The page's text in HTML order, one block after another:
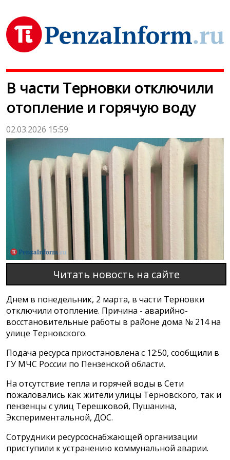
В части Терновки отключили
отопление и горячую воду
02.03.2026 15:59
Читать новость на сайте
Днем в понедельник, 2 марта, в части Терновки
отключили отопление. Причина - аварийно-
восстановительные работы в районе дома № 214 на
улице Терновского.
Подача ресурса приостановлена с 12:50, сообщили в
ГУ МЧС России по Пензенской области.
На отсутствие тепла и горячей воды в Сети
пожаловались как жители улицы Терновского, так и
пензенцы с улиц Терешковой, Пушанина,
Экспериментальной, ДОС.
Сотрудники ресурсоснабжающей организации
приступили к устранению коммунальной аварии.